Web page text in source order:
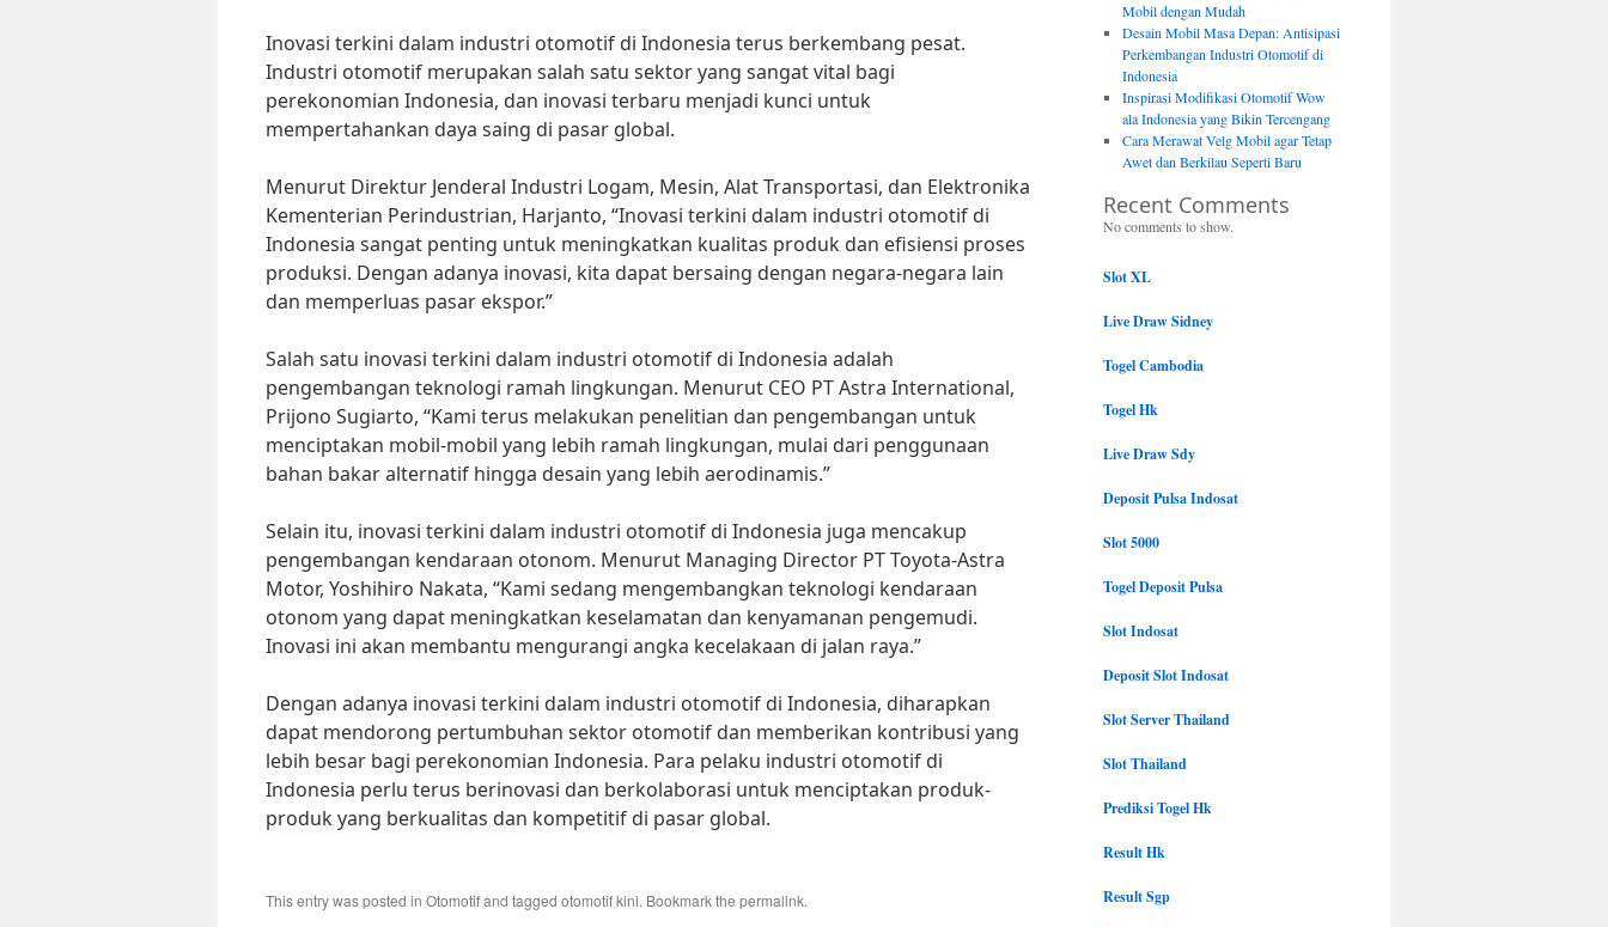
Inovasi terkini dalam industri otomotif di Indonesia terus berkembang pesat.
Industri otomotif merupakan salah satu sektor yang sangat vital bagi
perekonomian Indonesia, dan inovasi terbaru menjadi kunci untuk
mempertahankan daya saing di pasar global.
Menurut Direktur Jenderal Industri Logam, Mesin, Alat Transportasi, dan Elektronika
Kementerian Perindustrian, Harjanto, “Inovasi terkini dalam industri otomotif di
Indonesia sangat penting untuk meningkatkan kualitas produk dan efisiensi proses
produksi. Dengan adanya inovasi, kita dapat bersaing dengan negara-negara lain
dan memperluas pasar ekspor.”
Salah satu inovasi terkini dalam industri otomotif di Indonesia adalah
pengembangan teknologi ramah lingkungan. Menurut CEO PT Astra International,
Prijono Sugiarto, “Kami terus melakukan penelitian dan pengembangan untuk
menciptakan mobil-mobil yang lebih ramah lingkungan, mulai dari penggunaan
bahan bakar alternatif hingga desain yang lebih aerodinamis.”
Selain itu, inovasi terkini dalam industri otomotif di Indonesia juga mencakup
pengembangan kendaraan otonom. Menurut Managing Director PT Toyota-Astra
Motor, Yoshihiro Nakata, “Kami sedang mengembangkan teknologi kendaraan
otonom yang dapat meningkatkan keselamatan dan kenyamanan pengemudi.
Inovasi ini akan membantu mengurangi angka kecelakaan di jalan raya.”
Dengan adanya inovasi terkini dalam industri otomotif di Indonesia, diharapkan
dapat mendorong pertumbuhan sektor otomotif dan memberikan kontribusi yang
lebih besar bagi perekonomian Indonesia. Para pelaku industri otomotif di
Indonesia perlu terus berinovasi dan berkolaborasi untuk menciptakan produk-
produk yang berkualitas dan kompetitif di pasar global.
This entry was posted in Otomotifand tagged otomotif kini. Bookmark the permalink.
Mobil dengan Mudah
Desain Mobil Masa Depan: Antisipasi
Perkembangan Industri Otomotif di
Indonesia
Inspirasi Modifikasi Otomotif Wow
ala Indonesia yang Bikin Tercengang
Cara Merawat Velg Mobil agar Tetap
Awet dan Berkilau Seperti Baru
Recent Comments
No comments to show.
Slot XL
Live Draw Sidney
Togel Cambodia
Togel Hk
Live Draw Sdy
Deposit Pulsa Indosat
Slot 5000
Togel Deposit Pulsa
Slot Indosat
Deposit Slot Indosat
Slot Server Thailand
Slot Thailand
Prediksi Togel Hk
Result Hk
Result Sgp